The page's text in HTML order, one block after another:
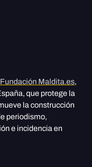
Fundación Maldita.es,
que protege la
la construcción
periodismo,
e incidencia en